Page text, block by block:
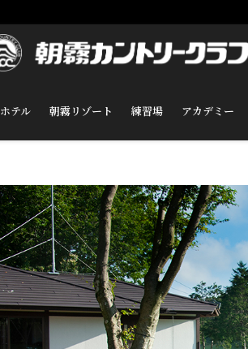
ホテル 朝霧リゾート 練習場 アカデミー